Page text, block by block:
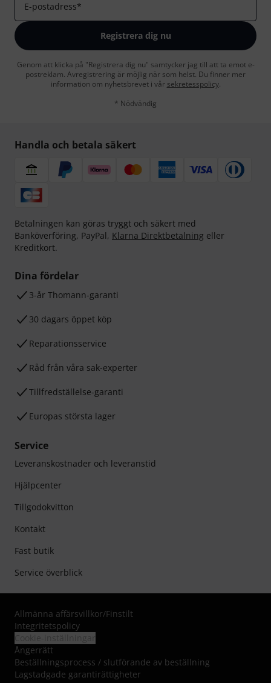
E-postadress*
Registrera dig nu
Genom att klicka på "Registrera dig nu" samtycker jag till att ta emot e-
postreklam. Avregistrering är möjlig när som helst. Du finner mer
information om nyhetsbrevet i vår sekretesspolicy.
* Nödvändig
Handla och betala säkert
Betalningen kan göras tryggt och säkert med
Banköverföring, PayPal, Klarna Direktbetalning eller
Kreditkort.
Dina fördelar
3-år Thomann-garanti
30 dagars öppet köp
Reparationsservice
Råd från våra sak-experter
Tillfredställelse-garanti
Europas största lager
Service
Leveranskostnader och leveranstid
Hjälpcenter
Tillgodokvitton
Kontakt
Fast butik
Service överblick
Allmänna affärsvillkor/Finstilt
Integritetspolicy
Ångerrätt
Beställningsprocess / slutförande av beställning
Lagstadgade garantirättigheter